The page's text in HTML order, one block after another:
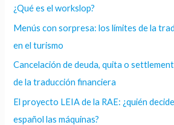
¿Qué es el workslop?
Menús con sorpresa: los límites de la
en el turismo
Cancelación de deuda, quita o
de la traducción financiera
El proyecto LEIA de la RAE: ¿quién
español las máquinas?